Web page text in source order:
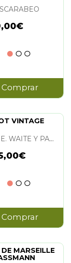
Comprar
VINTAGE
ARTHUR E. WAITE Y PAMELA C. SMITH
Comprar
MARSEILLE